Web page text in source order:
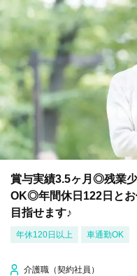
賞与実績3.5ヶ月◎残業
OK◎年間休日122日とお
目指せます♪
年休120日以上 車通勤OK
介護職（契約社員）